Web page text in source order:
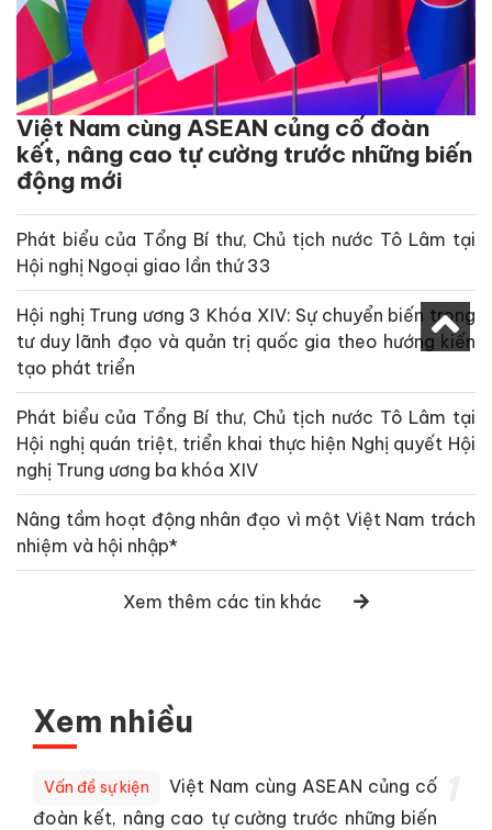
Việt Nam cùng ASEAN củng cố đoàn
kết, nâng cao tự cường trước những biến
động mới
Phát biểu của Tổng Bí thư, Chủ tịch nước Tô Lâm tại
Hội nghị Ngoại giao lần thứ 33
Hội nghị Trung ương 3 Khóa XIV: Sự chuyển biến trong
tư duy lãnh đạo và quản trị quốc gia theo hướng kiến
tạo phát triển
Phát biểu của Tổng Bí thư, Chủ tịch nước Tô Lâm tại
Hội nghị quán triệt, triển khai thực hiện Nghị quyết Hội
nghị Trung ương ba khóa XIV
Nâng tầm hoạt động nhân đạo vì một Việt Nam trách
nhiệm và hội nhập*
Xem thêm các tin khác
Xem nhiều
Vấn đề sự kiện
Việt Nam cùng ASEAN củng cố
đoàn kết, nâng cao tự cường trước những biến